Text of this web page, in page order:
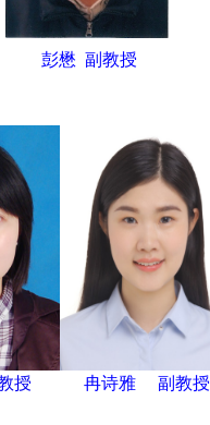
彭懋 副教授
授 冉诗雅 副教授